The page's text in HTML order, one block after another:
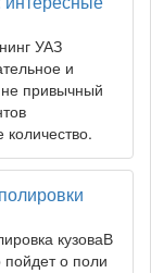
УАЗ
и
привычный
кузоваВ
пойдет о поли